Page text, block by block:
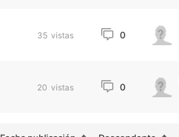
35 vistas 0
20 vistas 0